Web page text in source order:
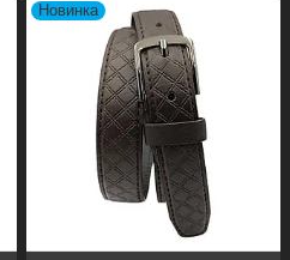
Новинка